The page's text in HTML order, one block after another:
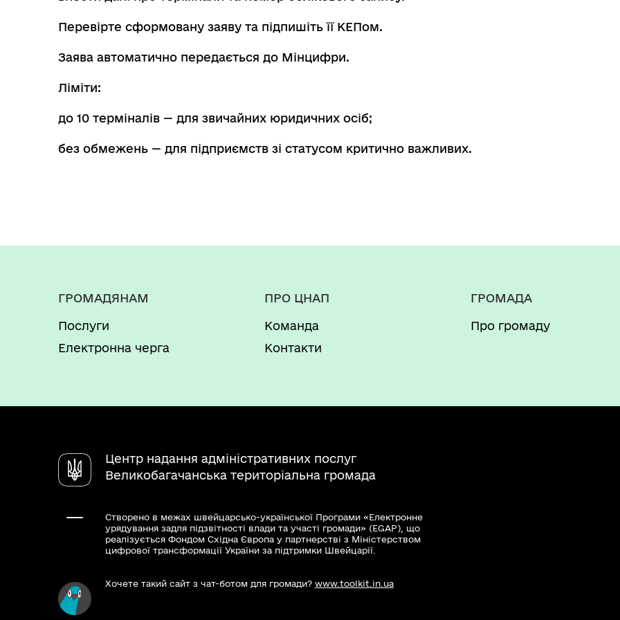
Перевірте сформовану заяву та підпишіть її КЕПом.
Заява автоматично передається до Мінцифри.
Ліміти:
до 10 терміналів — для звичайних юридичних осіб;
без обмежень — для підприємств зі статусом критично важливих.
ГРОМАДЯНАМ
Послуги
Електронна черга
ПРО ЦНАП
Команда
Контакти
ГРОМАДА
Про громаду
Центр надання адміністративних послуг
Великобагачанська територіальна громада
Створено в межах швейцарсько-української Програми «Електронне
урядування задля підзвітності влади та участі громади» (EGAP), що
реалізується Фондом Східна Європа у партнерстві з Міністерством
цифрової трансформації України за підтримки Швейцарії.
Хочете такий сайт з чат-ботом для громади? www.toolkit.in.ua